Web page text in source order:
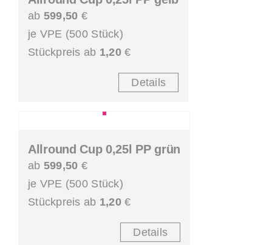
ab 599,50 €
je VPE (500 Stück)
Stückpreis ab 1,20€
Details
Allround Cup 0,25l PP grün
ab 599,50 €
je VPE (500 Stück)
Stückpreis ab 1,20€
Details